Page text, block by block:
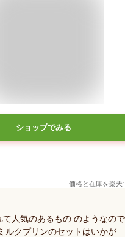
ショップでみる
価格と在庫を楽天
て人気のあるもの のようなの
ルクプリンのセットはいかが